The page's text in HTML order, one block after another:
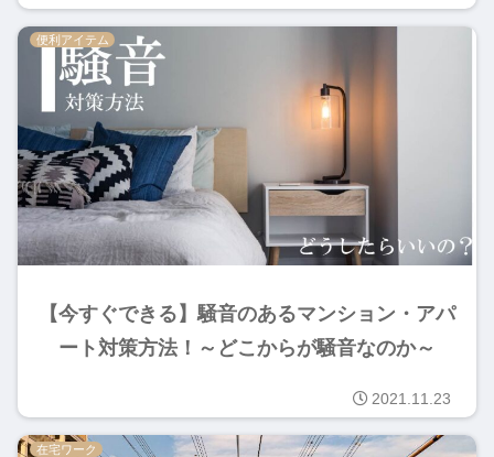
便利アイテム
【今すぐできる】騒音のあるマンション・アパ
ート対策方法！～どこからが騒音なのか～
2021.11.23
在宅ワーク